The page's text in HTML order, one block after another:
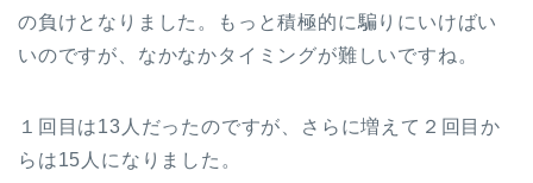
の負けとなりました。もっと積極的に騙りにいけばい
いのですが、なかなかタイミングが難しいですね。
１回目は13人だったのですが、さらに増えて２回目か
らは15人になりました。